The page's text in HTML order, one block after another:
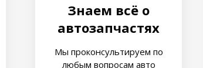
Знаем всё о
автозапчастях
Мы проконсультируем по
любым вопросам авто